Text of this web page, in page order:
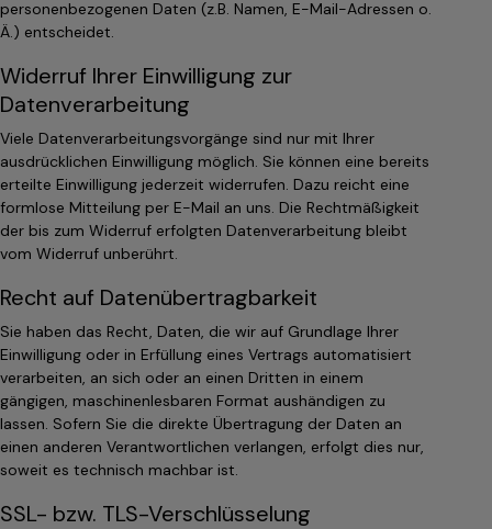
personenbezogenen Daten (z.B. Namen, E-Mail-Adressen o.
Ä.) entscheidet.
Widerruf Ihrer Einwilligung zur
Datenverarbeitung
Viele Datenverarbeitungsvorgänge sind nur mit Ihrer
ausdrücklichen Einwilligung möglich. Sie können eine bereits
erteilte Einwilligung jederzeit widerrufen. Dazu reicht eine
formlose Mitteilung per E-Mail an uns. Die Rechtmäßigkeit
der bis zum Widerruf erfolgten Datenverarbeitung bleibt
vom Widerruf unberührt.
Recht auf Datenübertragbarkeit
Sie haben das Recht, Daten, die wir auf Grundlage Ihrer
Einwilligung oder in Erfüllung eines Vertrags automatisiert
verarbeiten, an sich oder an einen Dritten in einem
gängigen, maschinenlesbaren Format aushändigen zu
lassen. Sofern Sie die direkte Übertragung der Daten an
einen anderen Verantwortlichen verlangen, erfolgt dies nur,
soweit es technisch machbar ist.
SSL- bzw. TLS-Verschlüsselung